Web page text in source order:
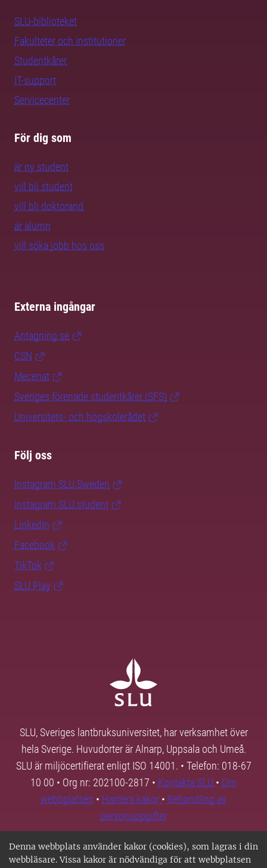
Denna webbplats använder kakor (cookies), som lagras i din
webbläsare. Vissa kakor är nödvändiga för att webbplatsen
SLU-biblioteket
Fakulteter och institutioner
Studentkårer
IT-support
Servicecenter
För dig som
är ny student
vill bli student
vill bli doktorand
är alumn
vill söka jobb hos oss
Externa ingångar
Antagning.se
CSN
Mecenat
Sveriges förenade studentkårer (SFS)
Universitets- och högskolerådet
Följ oss
Instagram SLU.Sweden
Instagram SLU.student
LinkedIn
Facebook
TikTok
SLU Play
SLU, Sveriges lantbruksuniversitet, har verksamhet över
hela Sverige. Huvudorter är Alnarp, Uppsala och Umeå.
SLU är miljöcertifierat enligt ISO 14001. • Telefon: 018-67
10 00 • Org nr: 202100-2817 • Kontakta SLU • Om
webbplatsen • Hantera kakor • Behandling av
personuppgifter